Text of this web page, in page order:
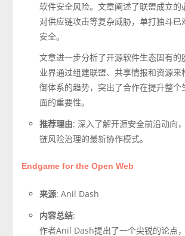
软件安全风险。文章阐述了联盟成立的
对供应链攻击等复杂威胁，单打独斗已
安全。
文章进一步分析了开源软件生态固有的
业界通过组建联盟、共享情报和资源来
御体系的趋势，突出了合作在提升整个
面的重要性。
推荐理由: 深入了解开源安全前沿动向
链风险治理的最新协作模式。
Endgame for the Open Web
来源: Anil Dash
内容总结:
作者Anil Dash提出了一个尖锐的论点